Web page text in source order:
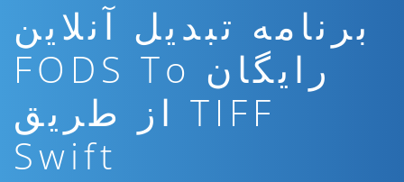
برنامه تبدیل آنلاین
رایگان FODS To
TIFF از طریق
Swift